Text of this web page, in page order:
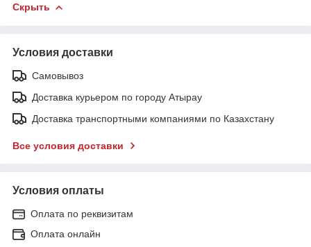
Скрыть
Условия доставки
Самовывоз
Доставка курьером по городу Атырау
Доставка транспортными компаниями по Казахстану
Все условия доставки
Условия оплаты
Оплата по реквизитам
Оплата онлайн